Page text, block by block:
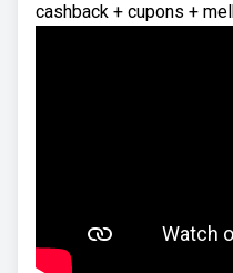
cashback + cupons +